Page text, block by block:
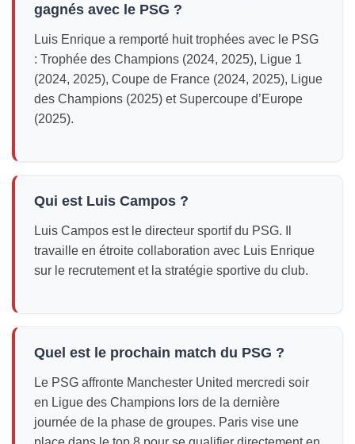
gagnés avec le PSG ?
Luis Enrique a remporté huit trophées avec le PSG
: Trophée des Champions (2024, 2025), Ligue 1
(2024, 2025), Coupe de France (2024, 2025), Ligue
des Champions (2025) et Supercoupe d’Europe
(2025).
Qui est Luis Campos ?
Luis Campos est le directeur sportif du PSG. Il
travaille en étroite collaboration avec Luis Enrique
sur le recrutement et la stratégie sportive du club.
Quel est le prochain match du PSG ?
Le PSG affronte Manchester United mercredi soir
en Ligue des Champions lors de la dernière
journée de la phase de groupes. Paris vise une